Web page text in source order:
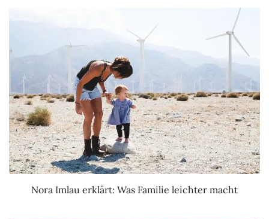
Nora Imlau erklärt: Was Familie leichter macht